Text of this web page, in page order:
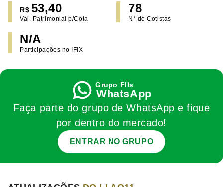
R$ 53,40
Val. Patrimonial p/Cota
78
N° de Cotistas
N/A
Participações no IFIX
WhatsApp
Faça parte do grupo de WhatsApp e fique
por dentro do mercado!
ENTRAR NO GRUPO